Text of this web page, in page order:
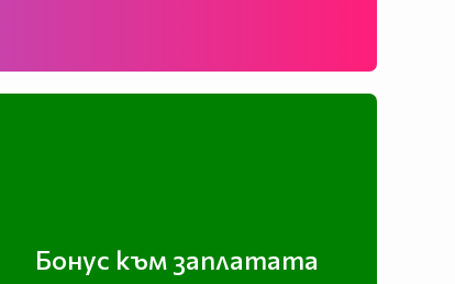
Бонус към заплатата